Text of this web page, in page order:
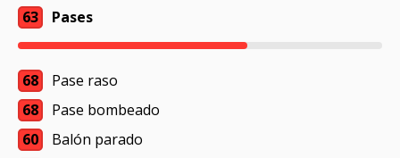
63 Pases
68
Pase raso
68
Pase bombeado
60
Balón parado